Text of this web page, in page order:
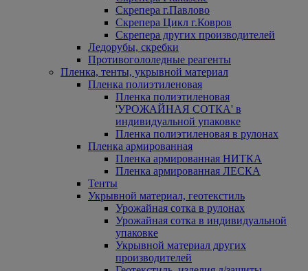
Скрепера г.Павлово
Скрепера Цикл г.Ковров
Скрепера других производителей
Ледорубы, скребки
Противогололедные реагенты
Пленка, тенты, укрывной материал
Пленка полиэтиленовая
Пленка полиэтиленовая
'УРОЖАЙНАЯ СОТКА' в
индивидуальной упаковке
Пленка полиэтиленовая в рулонах
Пленка армированная
Пленка армированная НИТКА
Пленка армированная ЛЕСКА
Тенты
Укрывной материал, геотекстиль
Урожайная сотка в рулонах
Урожайная сотка в индивидуальной
упаковке
Укрывной материал других
производителей